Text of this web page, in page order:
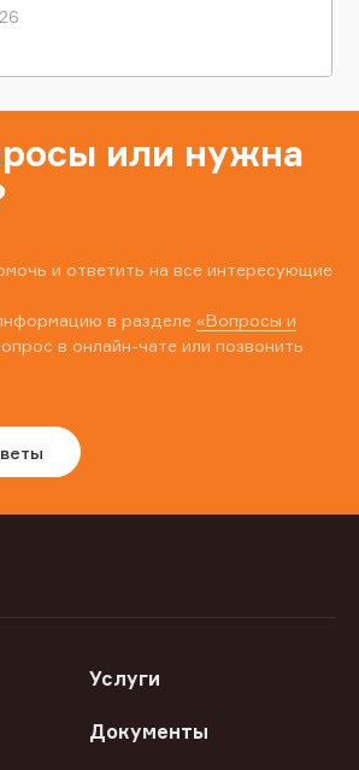
или нужна
и ответить на все интересующие
в разделе «Вопросы и
в онлайн-чате или позвонить
Услуги
Документы